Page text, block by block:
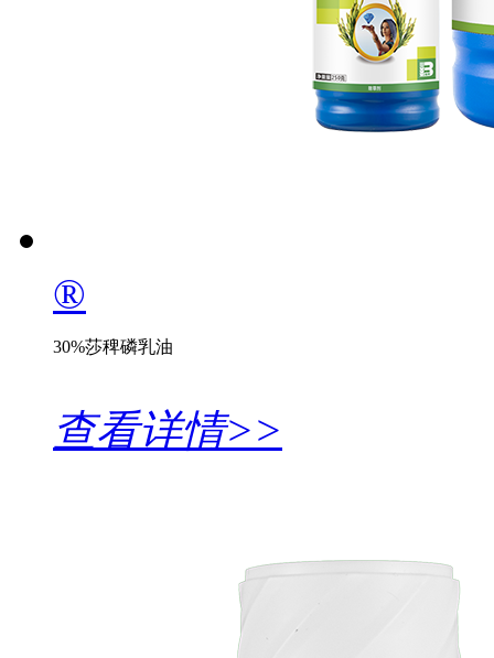
®
30%莎稗磷乳油
查看详情>>